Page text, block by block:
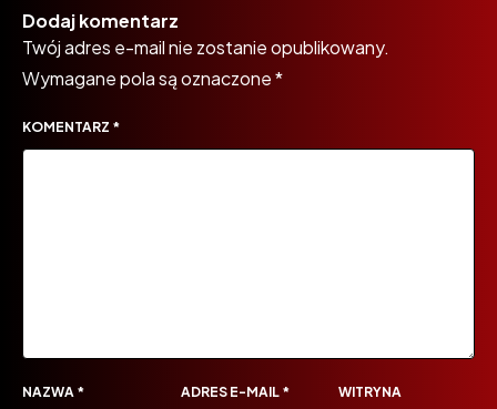
Dodaj komentarz
Twój adres e-mail nie zostanie opublikowany.
Wymagane pola są oznaczone*
KOMENTARZ *
NAZWA * ADRES E-MAIL *
WITRYNA